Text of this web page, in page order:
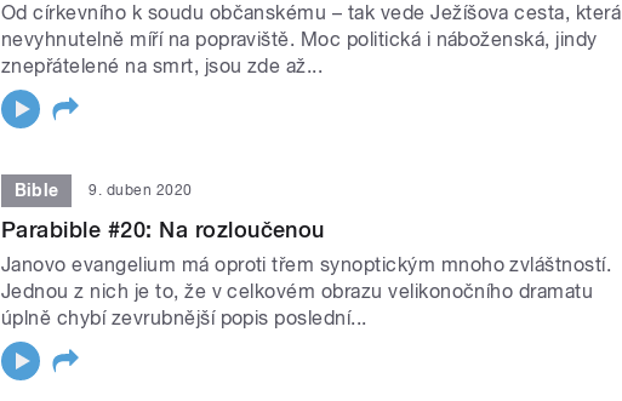
Od církevního k soudu občanskému – tak vede Ježíšova cesta, která
nevyhnutelně míří na popraviště. Moc politická i náboženská, jindy
znepřátelené na smrt, jsou zde až...
Bible 9. duben 2020
Parabible #20: Na rozloučenou
Janovo evangelium má oproti třem synoptickým mnoho zvláštností.
Jednou z nich je to, že v celkovém obrazu velikonočního dramatu
úplně chybí zevrubnější popis poslední...